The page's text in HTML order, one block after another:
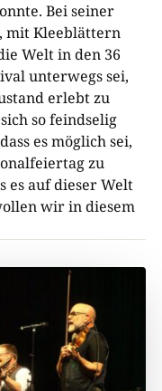
Bei seiner
mit Kleeblättern
Welt in den 36
unterwegs sei,
erlebt zu
so feindselig
es möglich sei,
zu
es auf dieser Welt
wir in diesem